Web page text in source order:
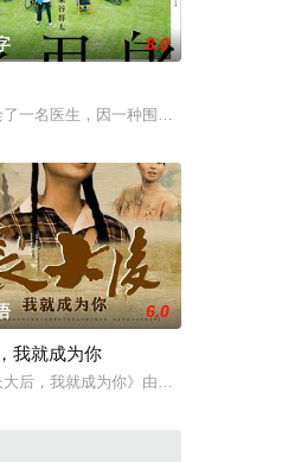
。朱音为了支撑家
的道路上历经的艰辛。男主人公曾被迫接
部《河南人在北京》电影的念头，在说服
8.0
了一名医生，因一种围绕“废用身”——因
后，她什么也没
哥哥借了钱，独自一人踏上穿越西德克
6.0
我就成为你
大后，我就成为你》由中共四川省第十一